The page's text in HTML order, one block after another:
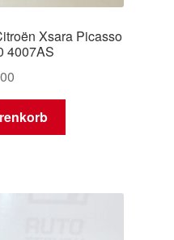
Xsara Picasso
4007AS